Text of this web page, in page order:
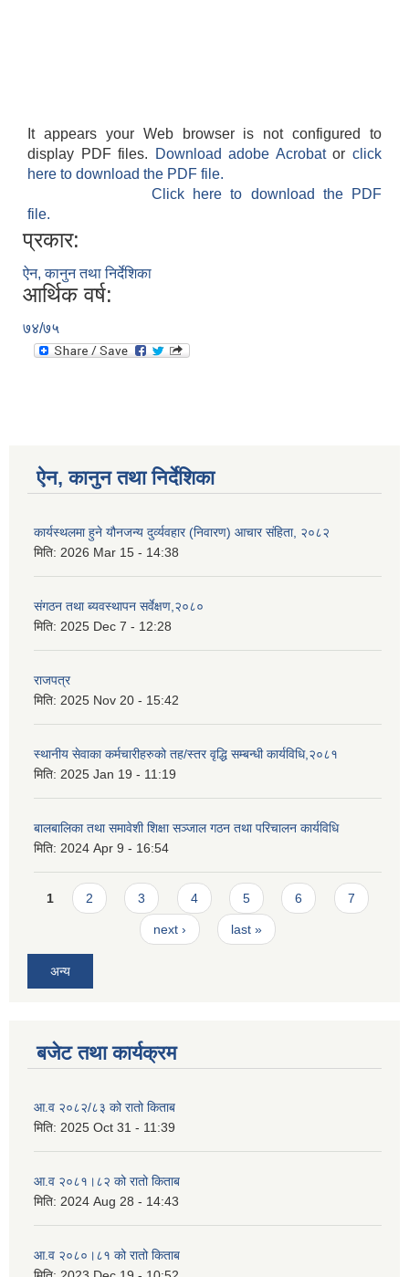
It appears your Web browser is not configured to
display PDF files.
Download adobe Acrobatorclick
here to download the PDF file.
Click here to download the PDF
file.
प्रकार:
ऐन, कानुन तथा निर्देशिका
आर्थिक वर्ष:
७४/७५
ऐन, कानुन तथा निर्देशिका
कार्यस्थलमा हुने यौनजन्य दुर्व्यवहार (निवारण) आचार संहिता, २०८२
मिति: 2026 Mar 15 - 14:38
संगठन तथा ब्यवस्थापन सर्वेक्षण,२०८०
मिति: 2025 Dec 7 - 12:28
राजपत्र
मिति: 2025 Nov 20 - 15:42
स्थानीय सेवाका कर्मचारीहरुको तह/स्तर वृद्धि सम्बन्धी कार्यविधि,२०८१
मिति: 2025 Jan 19 - 11:19
बालबालिका तथा समावेशी शिक्षा सञ्जाल गठन तथा परिचालन कार्यविधि
मिति: 2024 Apr 9 - 16:54
Pages
1 2 3 4 5 6 7
next › last »
अन्य
बजेट तथा कार्यक्रम
आ.व २०८२/८३ को रातो किताब
मिति: 2025 Oct 31 - 11:39
आ.व २०८१।८२ को रातो किताब
मिति: 2024 Aug 28 - 14:43
आ.व २०८०।८१ को रातो किताब